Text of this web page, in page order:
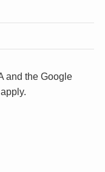
and the Google